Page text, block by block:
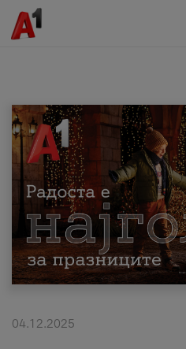
МК EN SQ
Приватни Деловни
Поддршка
Надополни кредит
04.12.2025